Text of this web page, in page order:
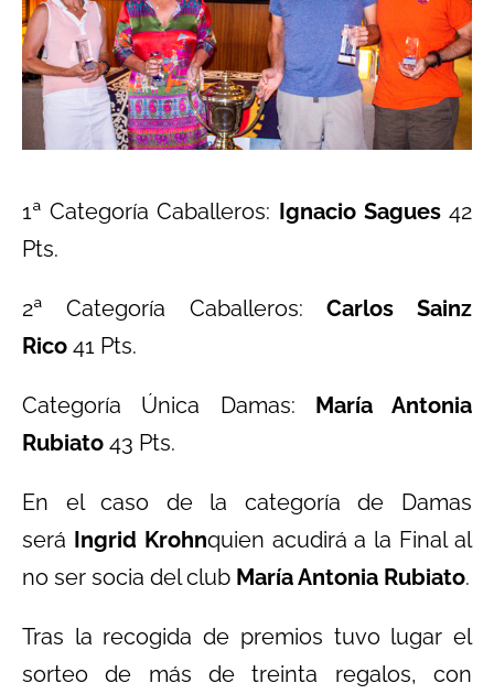
1ª Categoría Caballeros: Ignacio Sagues42
Pts.
2ª Categoría Caballeros: Carlos Sainz
Rico 41 Pts.
Categoría Única Damas: María Antonia
Rubiato 43 Pts.
En el caso de la categoría de Damas
será Ingrid Krohnquien acudirá a la Final al
no ser socia del club María Antonia Rubiato.
Tras la recogida de premios tuvo lugar el
sorteo de más de treinta regalos, con